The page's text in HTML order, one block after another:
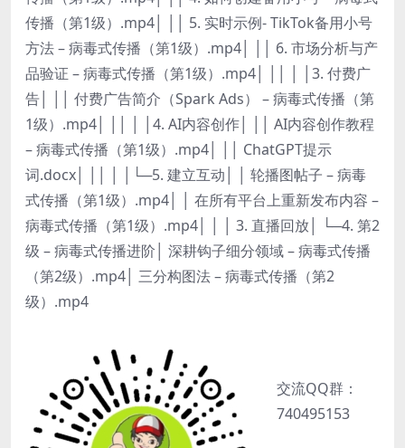
传播（第1级）.mp4│ ││ 5. 实时示例- TikTok备用小号
方法 – 病毒式传播（第1级）.mp4│ ││ 6. 市场分析与产
品验证 – 病毒式传播（第1级）.mp4│ ││ │ │3. 付费广
告│ ││ 付费广告简介（Spark Ads） – 病毒式传播（第
1级）.mp4│ ││ │ │4. AI内容创作│ ││ AI内容创作教程
– 病毒式传播（第1级）.mp4│ ││ ChatGPT提示
词.docx│ ││ │ │└─5. 建立互动│ │ 轮播图帖子 – 病毒
式传播（第1级）.mp4│ │ 在所有平台上重新发布内容 –
病毒式传播（第1级）.mp4│ │ │ 3. 直播回放│ └─4. 第2
级 – 病毒式传播进阶│ 深耕钩子细分领域 – 病毒式传播
（第2级）.mp4│ 三分构图法 – 病毒式传播（第2
级）.mp4
交流QQ群：
740495153